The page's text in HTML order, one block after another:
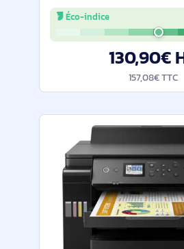
numérise au format A4.
10 ppm en couleur,
Chargeur ADF 35 feuilles,
Éco-indice
130,90€
157,08€ TTC